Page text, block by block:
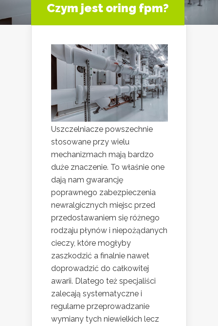
Czym jest oring fpm?
Uszczelniacze powszechnie
stosowane przy wielu
mechanizmach mają bardzo
duże znaczenie. To właśnie one
dają nam gwarancję
poprawnego zabezpieczenia
newralgicznych miejsc przed
przedostawaniem się różnego
rodzaju płynów i niepożądanych
cieczy, które mogłyby
zaszkodzić a finalnie nawet
doprowadzić do całkowitej
awarii. Dlatego też specjaliści
zalecają systematyczne i
regularne przeprowadzanie
wymiany tych niewielkich lecz